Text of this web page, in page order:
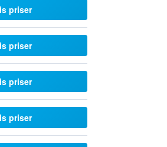
priser
priser
priser
priser